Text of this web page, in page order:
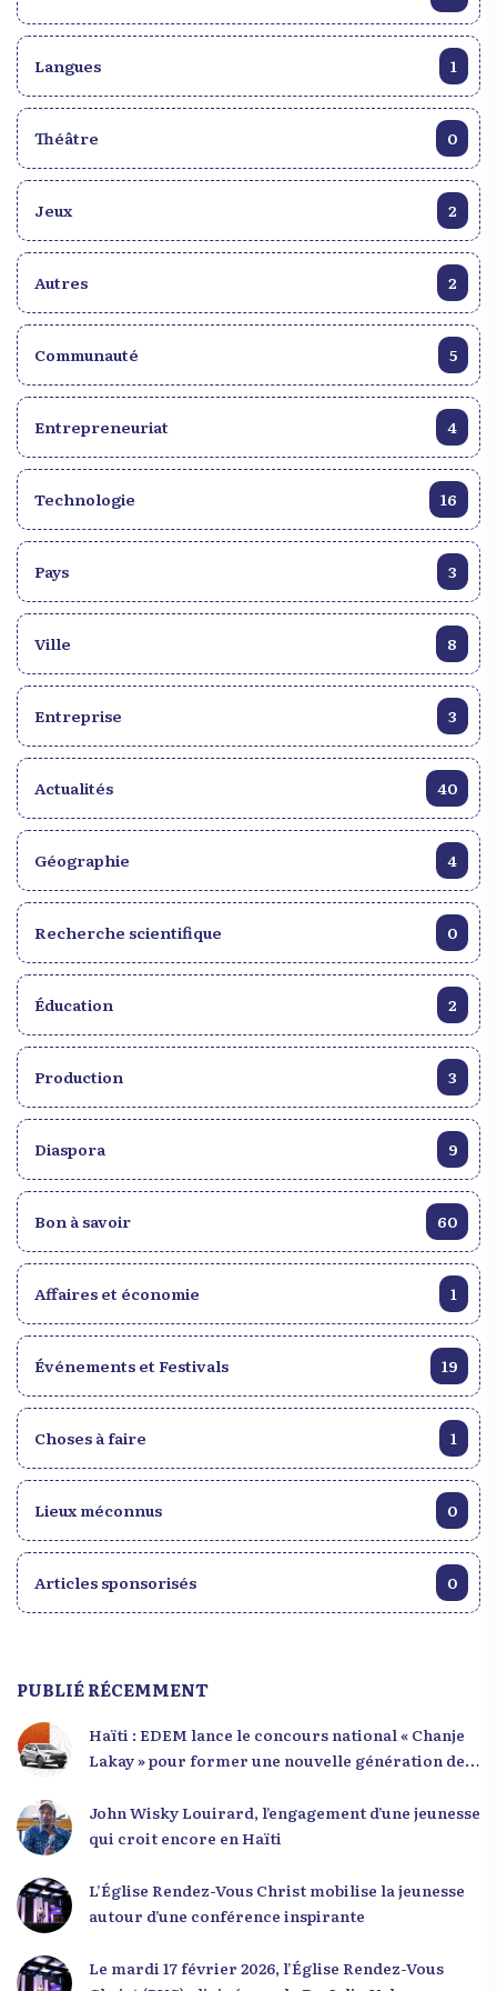
Langues 1
Théâtre 0
Jeux 2
Autres 2
Communauté 5
Entrepreneuriat 4
Technologie 16
Pays 3
Ville 8
Entreprise 3
Actualités 40
Géographie 4
Recherche scientifique 0
Éducation 2
Production 3
Diaspora 9
Bon à savoir 60
Affaires et économie 1
Événements et Festivals 19
Choses à faire 1
Lieux méconnus 0
Articles sponsorisés 0
PUBLIÉ RÉCEMMENT
Haïti : EDEM lance le concours national « Chanje
Lakay » pour former une nouvelle génération de
John Wisky Louirard, l’engagement d’une jeunesse
qui croit encore en Haïti
L’Église Rendez-Vous Christ mobilise la jeunesse
autour d’une conférence inspirante
Le mardi 17 février 2026, l’Église Rendez-Vous